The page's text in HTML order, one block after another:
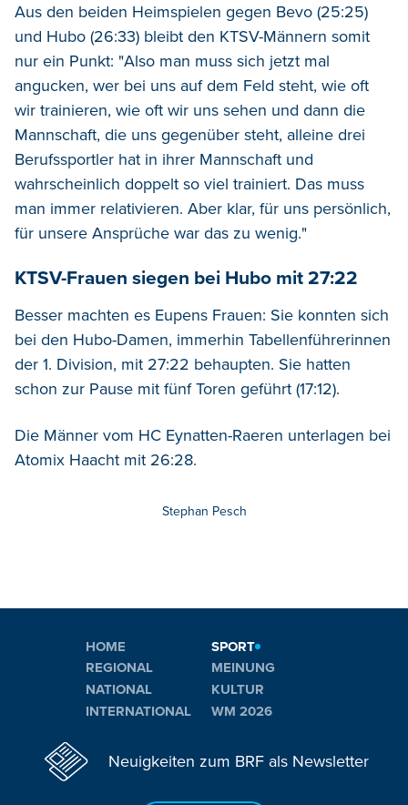
Aus den beiden Heimspielen gegen Bevo (25:25)
und Hubo (26:33) bleibt den KTSV-Männern somit
nur ein Punkt: "Also man muss sich jetzt mal
angucken, wer bei uns aufdem Feld steht, wie oft
wir trainieren, wie oft wir uns sehen und dann die
Mannschaft, die uns gegenüber steht, alleine drei
Berufssportler hat in ihrer Mannschaft und
wahrscheinlich doppelt so viel trainiert. Das muss
man immer relativieren. Aber klar, für uns persönlich,
für unsere Ansprüche war das zu wenig."
KTSV-Frauen siegen bei Hubo mit 27:22
Besser machten es Eupens Frauen: Sie konnten sich
bei den Hubo-Damen, immerhin Tabellenführerinnen
der 1. Division, mit 27:22 behaupten. Sie hatten
schon zur Pause mit fünf Toren geführt (17:12).
Die Männer vom HC Eynatten-Raeren unterlagen bei
Atomix Haacht mit 26:28.
Stephan Pesch
HOME
REGIONAL
NATIONAL
INTERNATIONAL
SPORT
MEINUNG
KULTUR
WM 2026
Neuigkeiten zum BRF als Newsletter